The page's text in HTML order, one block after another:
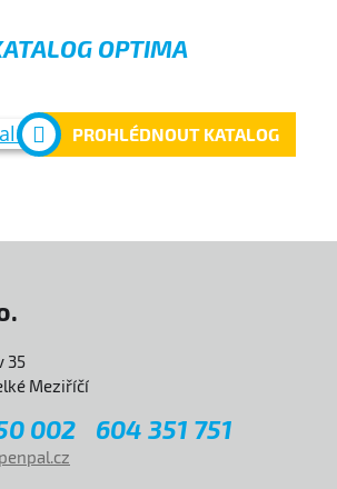
OPTIMA
PROHLÉDNOUT KATALOG
35
Meziříčí
002 604 351 751